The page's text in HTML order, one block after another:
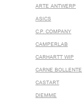
ARTE ANTWERP
ASICS
C.P. COMPANY
CAMPERLAB
CARHARTT WIP
CARNE BOLLENTE
CASTART
DIEMME